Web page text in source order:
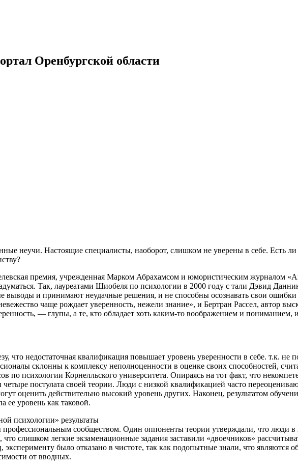
Оренбургской области
неучи. Настоящие специалисты, наоборот, слишком не уверены в себе. Есть
премия, учрежденная Марком Абрахамсом и юмористическим журналом
Так, лауреатами Шиобеля по психологии в 2000 году с тали Дэвид
и принимают неудачные решения, и не способны осознавать свои
чаще рождает уверенность, нежели знание», и Бертран Рассел, автор
— глупы, а те, кто обладает хоть каким-то воображением и
что недостаточная квалификация повышает уровень уверенности в себе. т.к. не
склонны к комплексу неполноценности в оценке своих способностей,
психологии Корнелльского университета. Опираясь на тот факт, что
постулата своей теории. Люди с низкой квалификацией часто
оценить действительно высокий уровень других. Наконец, результатом
ее уровень как таковой.
психологии» результаты
сообществом. Один оппоненты теории утверждали, что люди
слишком легкие экзаменационные задания заставили «двоечников»
эксперименту было отказано в чистоте, так как подопытные знали, что
от вводных.